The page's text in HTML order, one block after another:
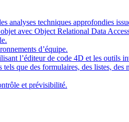
analyses techniques approfondies
avec Object Relational Data
d’équipe.
l’éditeur de code 4D et les outils
que des formulaires, des listes, des
et prévisibilité.